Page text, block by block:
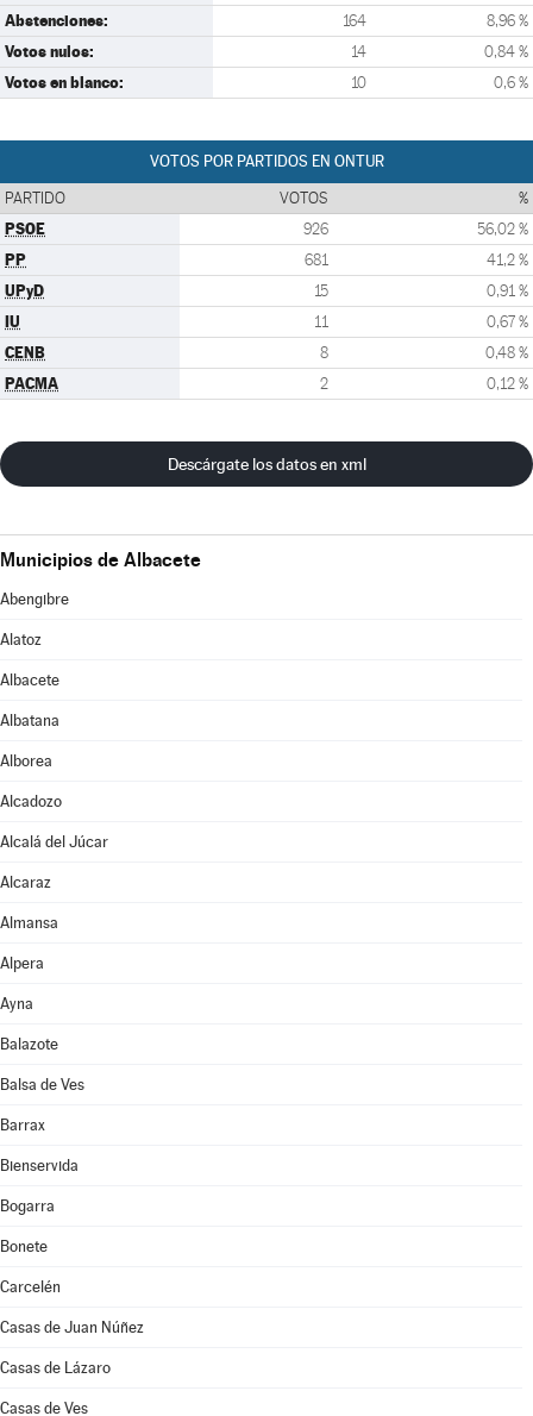
Abstenciones: 164 8,96 %
Votos nulos: 14 0,84 %
Votos en blanco: 10 0,6 %
VOTOS POR PARTIDOS EN ONTUR
PARTIDO VOTOS %
PSOE 926 56,02 %
PP 681 41,2 %
UPyD 15 0,91 %
IU 11 0,67 %
CENB 8 0,48 %
PACMA 2 0,12 %
Descárgate los datos en xml
Municipios de Albacete
Abengibre
Alatoz
Albacete
Albatana
Alborea
Alcadozo
Alcalá del Júcar
Alcaraz
Almansa
Alpera
Ayna
Balazote
Balsa de Ves
Barrax
Bienservida
Bogarra
Bonete
Carcelén
Casas de Juan Núñez
Casas de Lázaro
Casas de Ves